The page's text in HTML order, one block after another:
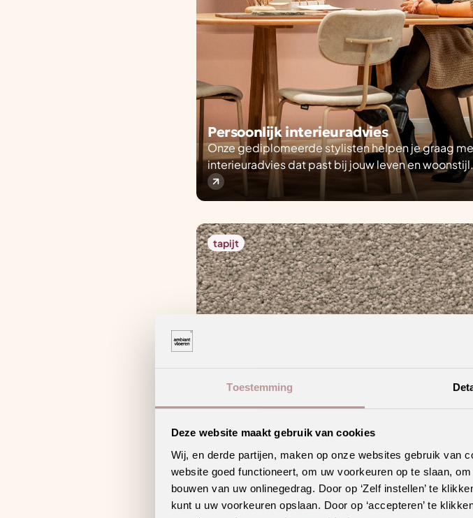
Toestemming
Deze website maakt gebruik van cookies
Wij, en derde partijen, maken op onze websites gebruik van
website goed functioneert, om uw voorkeuren op te slaan,
bouwen van uw onlinegedrag. Door op ‘Zelf instellen’ te
kunt u uw voorkeuren opslaan. Door op ‘accepteren’ te
Persoonlijk interieuradvies
Onze gediplomeerde stylisten helpen je graag
interieuradvies dat past bij jouw leven en woonstijl.
tapijt